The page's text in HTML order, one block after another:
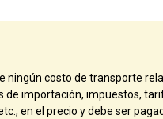
ningún costo de transporte
de importación, impuestos,
en el precio y debe ser